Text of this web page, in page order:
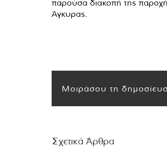
παρούσα διακοπή της
Άγκυρας.
Μοιράσου τη
Σχετικά Άρθρα